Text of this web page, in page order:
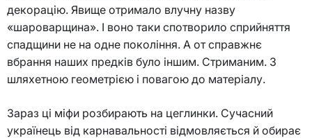
декорацію. Явище отримало влучну назву
«шароварщина». І воно таки спотворило сприйняття
спадщини не на одне покоління. А от справжнє
вбрання наших предків було іншим. Стриманим. З
шляхетною геометрією і повагою до матеріалу.
Зараз ці міфи розбирають на цеглинки. Сучасний
українець від карнавальності відмовляється й обирає